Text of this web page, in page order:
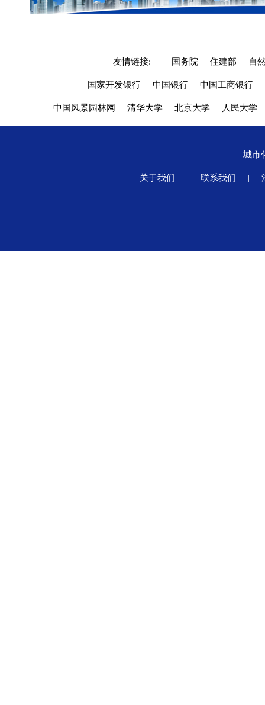
友情链接: 国务院 住建部 自
国家开发银行 中国银行 中国工商银行
中国风景园林网 清华大学 北京大学 人民大学
城市
关于我们 | 联系我们 |